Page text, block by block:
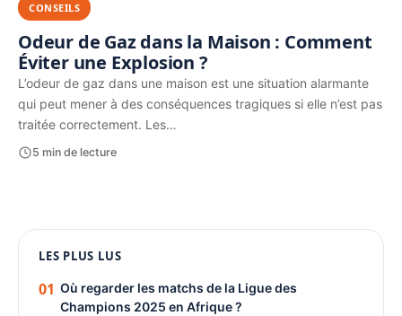
CONSEILS
Odeur de Gaz dans la Maison : Comment
Éviter une Explosion ?
L’odeur de gaz dans une maison est une situation alarmante
qui peut mener à des conséquences tragiques si elle n’est pas
traitée correctement. Les…
5 min de lecture
PUBLICITÉ
LES PLUS LUS
01 Où regarder les matchs de la Ligue des
Champions 2025 en Afrique ?